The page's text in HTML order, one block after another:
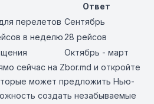
Ответ
перелетов Сентябрь
в неделю28 рейсов
Октябрь - март
сейчас на Zbor.md и откройте
может предложить Нью-
создать незабываемые